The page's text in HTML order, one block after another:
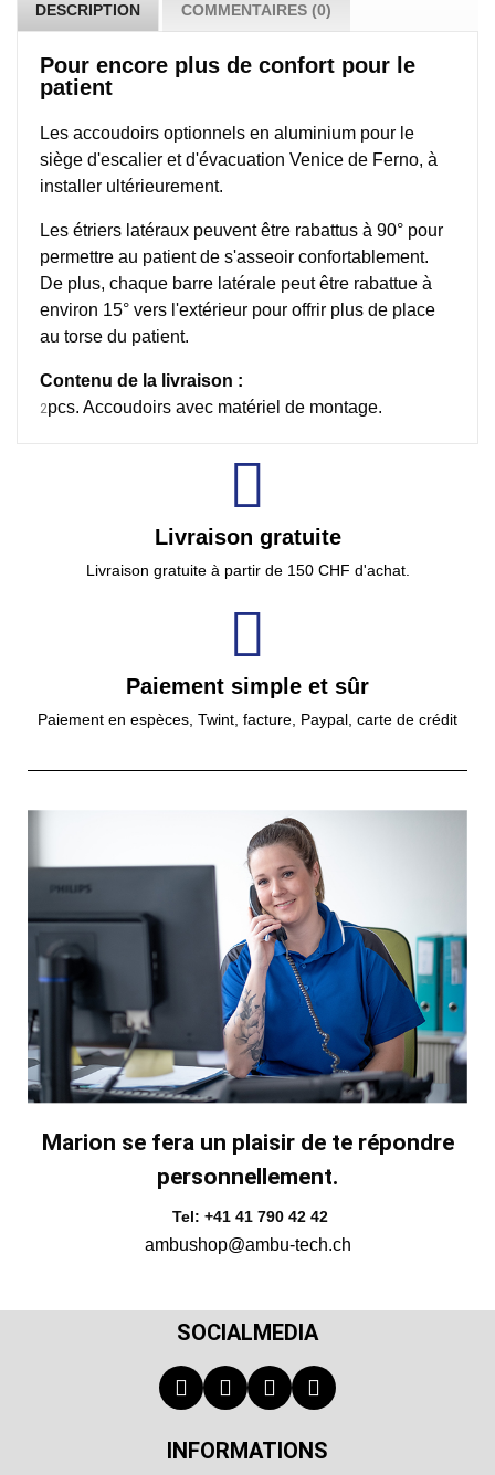
DESCRIPTION COMMENTAIRES (0)
Pour encore plus de confort pour le
patient
Les accoudoirs optionnels en aluminium pour le
siège d'escalier et d'évacuation Venice de Ferno, à
installer ultérieurement.
Les étriers latéraux peuvent être rabattus à 90° pour
permettre au patient de s'asseoir confortablement.
De plus, chaque barre latérale peut être rabattue à
environ 15° vers l'extérieur pour offrir plus de place
au torse du patient.
Contenu de la livraison :
2pcs. Accoudoirs avec matériel de montage.
Livraison gratuite
Livraison gratuite à partir de 150 CHF d'achat.
Paiement simple et sûr
Paiement en espèces, Twint, facture, Paypal, carte de crédit
Marion se fera un plaisir de te répondre
personnellement.
Tel: +41 41 790 42 42
ambushop@ambu-tech.ch
SOCIALMEDIA
INFORMATIONS